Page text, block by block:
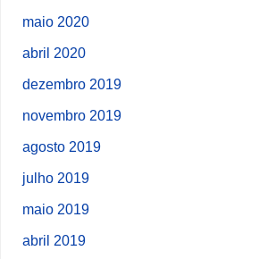
maio 2020
abril 2020
dezembro 2019
novembro 2019
agosto 2019
julho 2019
maio 2019
abril 2019